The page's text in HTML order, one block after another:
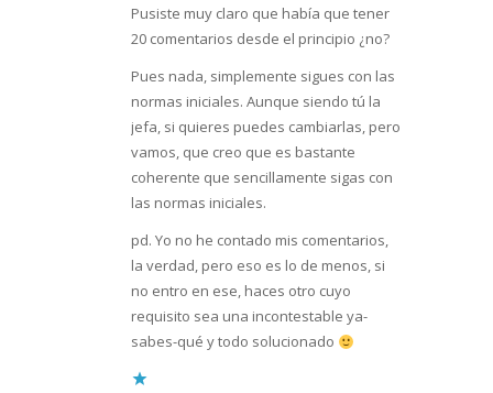
Pusiste muy claro que había que tener
20 comentarios desde el principio ¿no?
Pues nada, simplemente sigues con las
normas iniciales. Aunque siendo tú la
jefa, si quieres puedes cambiarlas, pero
vamos, que creo que es bastante
coherente que sencillamente sigas con
las normas iniciales.
pd. Yo no he contado mis comentarios,
la verdad, pero eso es lo de menos, si
no entro en ese, haces otro cuyo
requisito sea una incontestable ya-
sabes-qué y todo solucionado